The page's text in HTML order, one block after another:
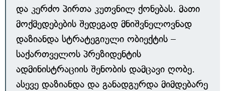
და კერძო პირთა კუთვნილ ქონებას. მათი
მოქმედებების შედეგად მნიშვნელოვნად
დაზიანდა სტრატეგიული ობიექტის –
საქართველოს პრეზიდენტის
ადმინისტრაციის შენობის დამცავი ღობე.
ასევე დაზიანდა და განადგურდა მიმდებარე